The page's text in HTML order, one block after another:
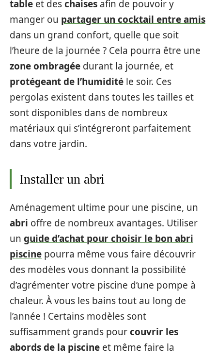
table et deschaises afin de pouvoir y
manger ou partager un cocktail entre amis
dans un grand confort, quelle que soit
l’heure de la journée ? Cela pourra être une
zone ombragée durant la journée, et
protégeant de l’humidité le soir. Ces
pergolas existent dans toutes les tailles et
sont disponibles dans de nombreux
matériaux qui s’intégreront parfaitement
dans votre jardin.
Installer un abri
Aménagement ultime pour une piscine, un
abri offre de nombreux avantages. Utiliser
un guide d’achat pour choisir le bon abri
piscine pourra même vous faire découvrir
des modèles vous donnant la possibilité
d’agrémenter votre piscine d’une pompe à
chaleur. À vous les bains tout au long de
l’année ! Certains modèles sont
suffisamment grands pourcouvrir les
abords de la piscine et même faire la